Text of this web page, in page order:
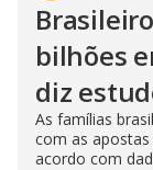
bilhões
diz
As famílias
com as
acordo com